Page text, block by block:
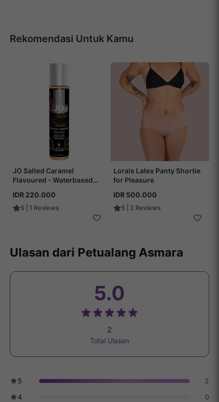
Rekomendasi Untuk Kamu
JO Salted Caramel
Flavoured - Waterbased
IDR 220.000
5 | 1 Reviews
Lorals Latex Panty Shortie
for Pleasure
IDR 500.000
5 | 2 Reviews
Ulasan dari Petualang Asmara
5.0
2
Total Ulasan
5
2
4
0